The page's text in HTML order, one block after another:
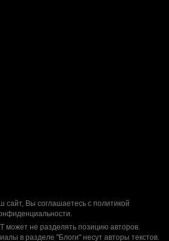
сайт, Вы соглашаетесь с политикой
.
может не разделять позицию авторов.
в разделе "Блоги" несут авторы текстов.